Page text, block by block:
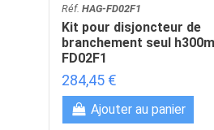
Réf. HAG-FD02F1
Kit pour disjoncteur de
branchement seul
FD02F1
284,45 €
Ajouter au panier